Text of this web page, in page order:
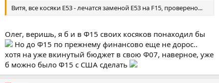
Витя, все косяки E53 - лечатся заменой Е53 на F15, проверено...
Олег, веришь, я б и в Ф15 своих косяков понаходил бы
Но до Ф15 по прежнему финансово еще не дорос..
хотя на уже вкинутый бюджет в свою Ф07, наверное, уже
б можно было Ф15 с США сделать